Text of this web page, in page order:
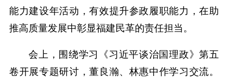
能力建设年活动，有效提升参政履职能力，在助
推高质量发展中彰显福建民革的责任担当。
会上，围绕学习《习近平谈治国理政》第五
卷开展专题研讨，董良瀚、林惠中作学习交流。